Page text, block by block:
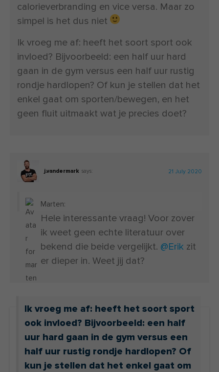
calorieverbranding en vice versa. Maar zo
simpel is het dus niet
Ik vroeg me af: heeft het soort sport ook
invloed? Bijvoorbeeld: een half uur hard
gaan in de gym versus een half uur rustig
rondje hardlopen? Of kun je stellen dat het
enkel gaat om sporten/bewegen, en het
geen fluit uitmaakt wat je precies doet?
j.vandermark says: 21 July 2020
Marten:
Ik vroeg me af: heeft het soort sport
ook invloed? Bijvoorbeeld: een half
uur hard gaan in de gym versus een
half uur rustig rondje hardlopen? Of
kun je stellen dat het enkel gaat om
Hele interessante vraag! Voor zover
ik weet geen echte literatuur over
bekend die beide vergelijkt. @Erik zit
er dieper in. Weet jij dat?